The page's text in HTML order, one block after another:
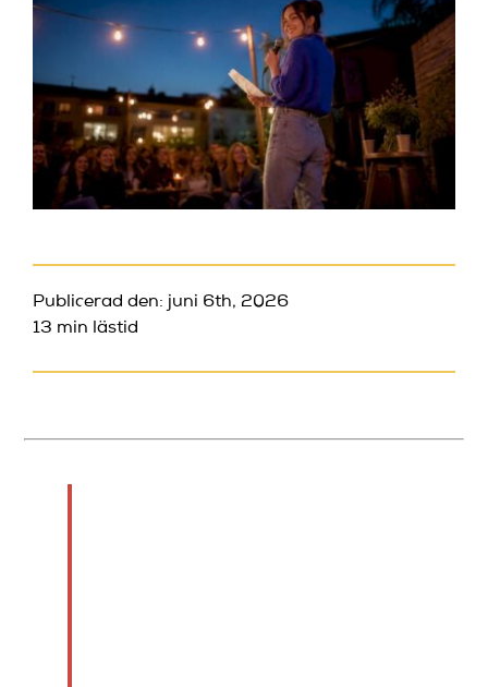
Vanliga frågor
Mitt konto
Publicerad den: juni 6th, 2026
13 min lästid